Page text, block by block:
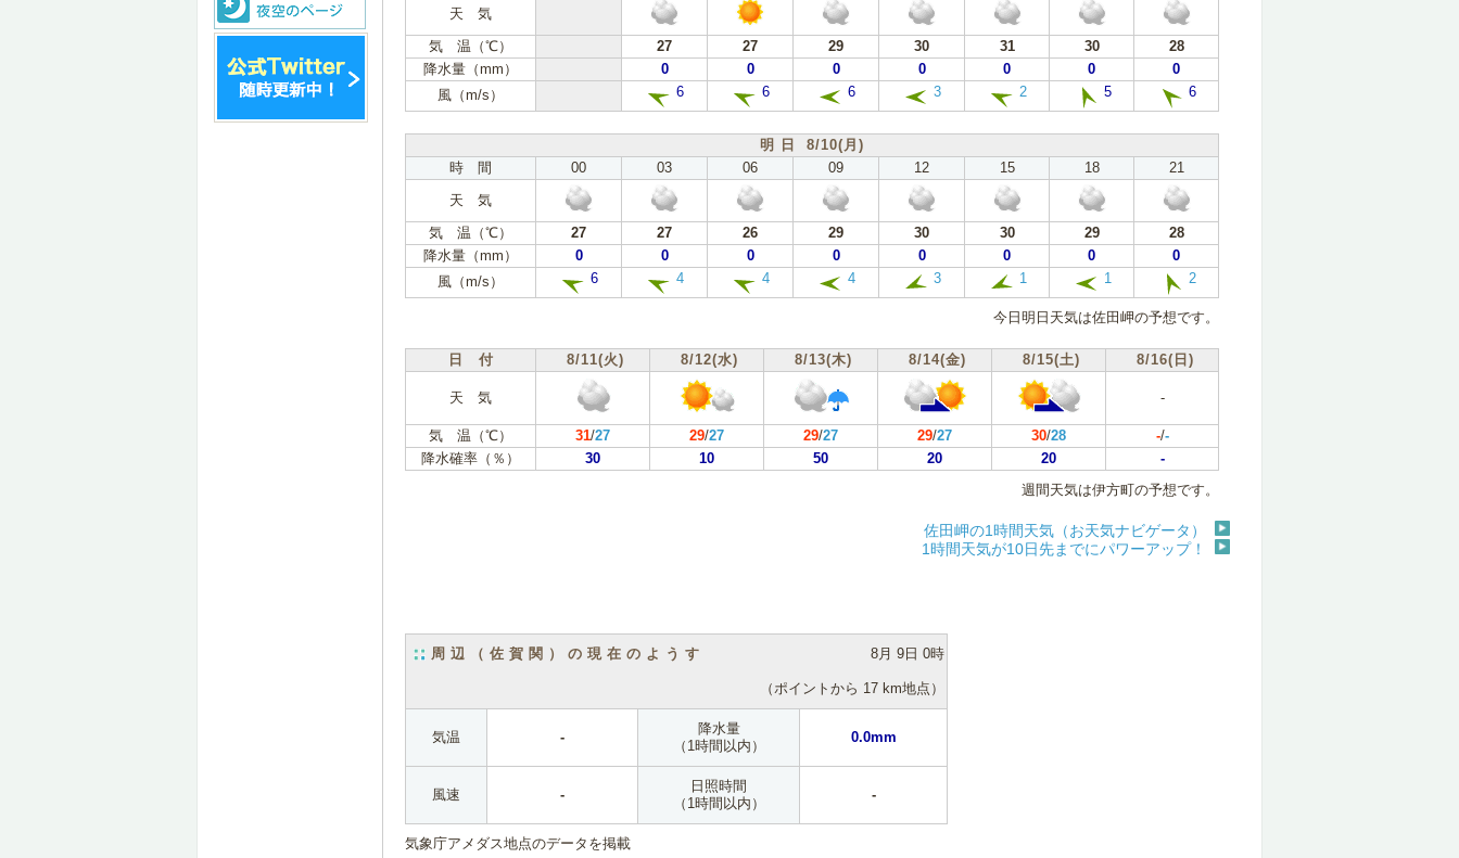
天 気
気 温（℃）
27 27 29 30 31 30
28
降水量（mm）
0 0 0 0 0 0
0
風（m/s）
6 6 6 3 2 5 6
明 日 8/10(月)
時 間
00 03 06 09 12 15 18
21
天 気
気 温（℃）
27 27 26 29 30 30 29
28
降水量（mm）
0 0 0 0 0 0 0
0
風（m/s）
6 4 4 4 3 1 1 2
今日明日天気は佐田岬の予想です。
日 付 8/11(火) 8/12(水) 8/13(木) 8/14(金) 8/15(土) 8/16(日)
天 気 -
気 温（℃） 31/27 29/27 29/27 29/27 30/28 -/-
降水確率（％）
30 10 50 20 20
-
週間天気は伊方町の予想です。
佐田岬の1時間天気（お天気ナビゲータ）
1時間天気が10日先までにパワーアップ！
周辺（佐賀関）の現在のようす 8月 9日 0時
（ポイントから 17 km地点）
気温 -
降水量
（1時間以内）
0.0mm
風速 -
日照時間
（1時間以内）
-
気象庁アメダス地点のデータを掲載